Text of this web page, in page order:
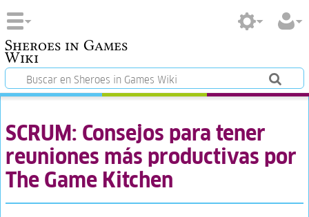
Sheroes in Games
Wiki
SCRUM: Consejos para tener
reuniones más productivas por
The Game Kitchen